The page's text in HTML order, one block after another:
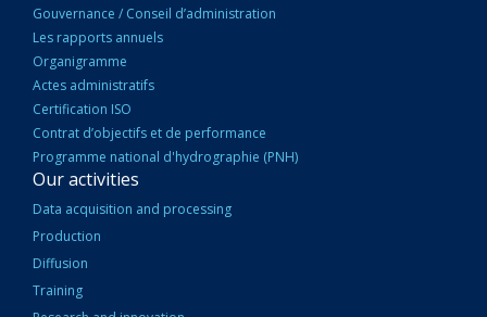
Gouvernance / Conseil d’administration
Les rapports annuels
Organigramme
Actes administratifs
Certification ISO
Contrat d’objectifs et de performance
Programme national d'hydrographie (PNH)
Our activities
Data acquisition and processing
Production
Diffusion
Training